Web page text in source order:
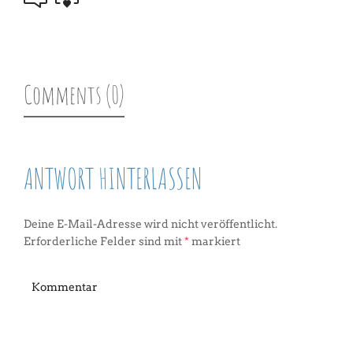
Comments (0)
ANTWORT HINTERLASSEN
Deine E-Mail-Adresse wird nicht veröffentlicht.
Erforderliche Felder sind mit* markiert